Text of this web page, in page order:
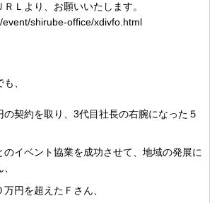
Ｌより、お願いいたします。
shirube-office/xdivfo.html
、
の契約を取り、3代目社長の右腕になった５
のイベント協業を成功させて、地域の発展に
円を超えたＦさん、